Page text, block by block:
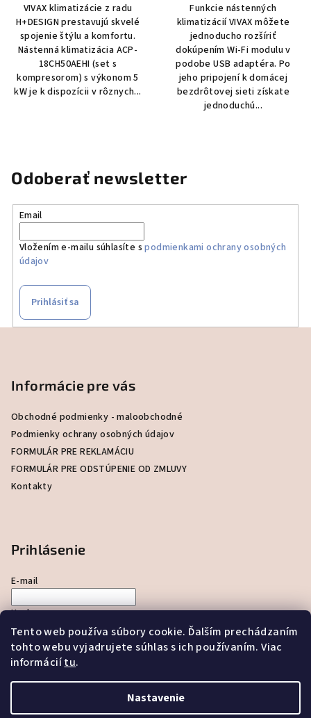
Tento web používa súbory cookie. Ďalším prechádzaním
tohto webu vyjadrujete súhlas s ich používaním. Viac
informáciítu.
Nastavenie
VIVAX klimatizácie z radu
H+DESIGN prestavujú skvelé
spojenie štýlu a komfortu.
Nástenná klimatizácia ACP-
18CH50AEHI (set s
kompresorom) s výkonom 5
kW je k dispozícii v rôznych...
Funkcie nástenných
klimatizácií VIVAX môžete
jednoducho rozšíriť
dokúpením Wi-Fi modulu v
podobe USB adaptéra. Po
jeho pripojení k domácej
bezdrôtovej sieti získate
jednoduchú...
Odoberať newsletter
Email
Vložením e-mailu súhlasíte spodmienkami ochrany osobných
údajov
Prihlásiť sa
Informácie pre vás
Obchodné podmienky - maloobchodné
Podmienky ochrany osobných údajov
FORMULÁR PRE REKLAMÁCIU
FORMULÁR PRE ODSTÚPENIE OD ZMLUVY
Kontakty
Prihlásenie
E-mail
Heslo
Prihlásiť sa
Nová registráciaZabudnuté heslo